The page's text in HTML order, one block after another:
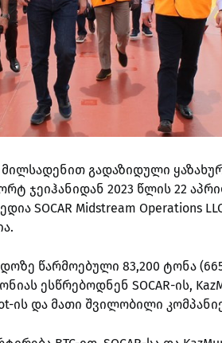
მილსადენით გადაზიდული
ჯეიჰანიდან 2023 წლის 22
SOCAR Midstream Operations
წარმოებული 83,200 ტონა
ესწრებოდნენ SOCAR-ის,
ის და მათი შვილობილი